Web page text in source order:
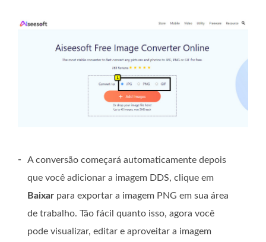
-
A conversão começará automaticamente depois
que você adicionar a imagem DDS, clique em
Baixar para exportar a imagem PNG em sua área
de trabalho. Tão fácil quanto isso, agora você
pode visualizar, editar e aproveitar a imagem